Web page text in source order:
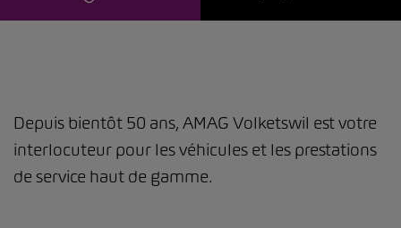
Depuis bientôt 50 ans, AMAG Volketswil est votre
interlocuteur pour les véhicules et les prestations
de service haut de gamme.